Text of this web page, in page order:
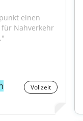
Nahverkehr
Vollzeit